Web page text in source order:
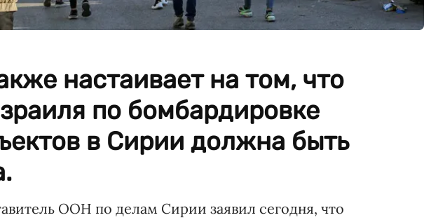
настаивает на том, что
по бомбардировке
в Сирии должна быть
ООН по делам Сирии заявил сегодня, что